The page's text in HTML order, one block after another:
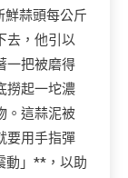
蒜頭每公斤
去，他引以
一把被磨得
撈起一坨濃
。這蒜泥被
要用手指彈
動」**，以助